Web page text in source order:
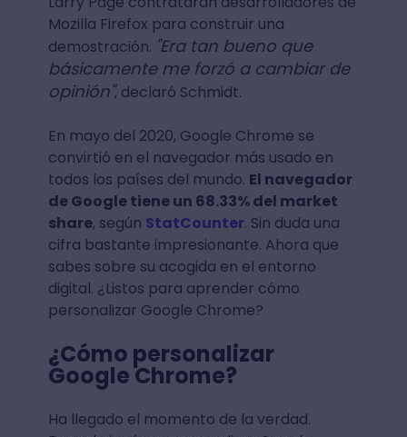
Mozilla Firefox para construir una
demostración. "Era tan bueno que
básicamente me forzó a cambiar de
opinión", declaró Schmidt.
En mayo del 2020, Google Chrome se
convirtió en el navegador más usado en
todos los países del mundo. El navegador
de Google tiene un 68.33% del market
share, según StatCounter. Sin duda una
cifra bastante impresionante. Ahora que
sabes sobre su acogida en el entorno
digital. ¿Listos para aprender cómo
personalizar Google Chrome?
¿Cómo personalizar
Google Chrome?
Ha llegado el momento de la verdad.